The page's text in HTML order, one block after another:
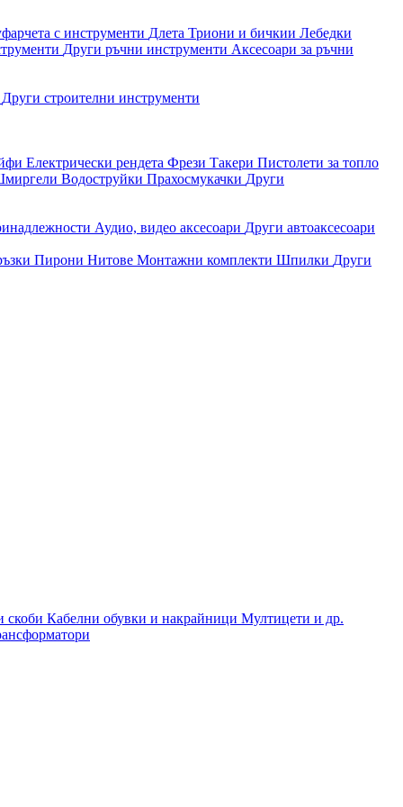
с инструменти Длета Триони и бичкии Лебедки
Други ръчни инструменти Аксесоари за ръчни
Други строителни инструменти
Електрически рендета Фрези Такери Пистолети за топло
Водоструйки Прахосмукачки Други
Аудио, видео аксесоари Други автоаксесоари
Пирони Нитове Монтажни комплекти Шпилки Други
скоби Кабелни обувки и накрайници Мултицети и др.